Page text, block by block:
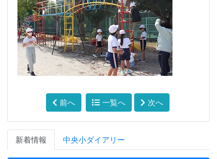
前へ 一覧へ 次へ
新着情報 中央小ダイアリー